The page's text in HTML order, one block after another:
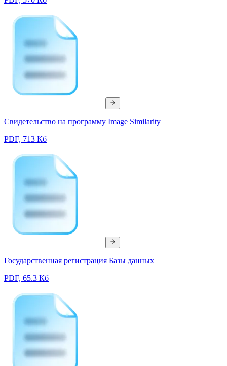
Свидетельство на программу Image Similarity
PDF, 713 Кб
Государственная регистрация Базы данных
PDF, 65.3 Кб